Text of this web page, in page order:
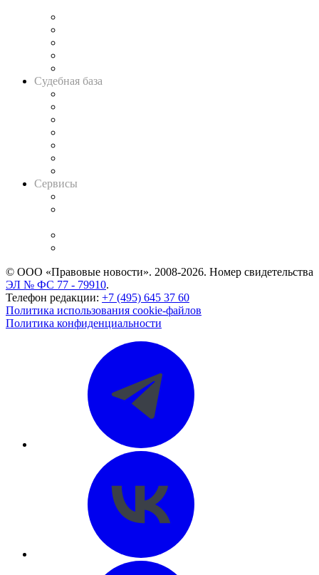
Судебная база
Сервисы
© ООО «Правовые новости». 2008-2026. Номер свидетельства
ЭЛ № ФС 77 - 79910.
Телефон редакции: +7 (495) 645 37 60
Политика использования cookie-файлов
Политика конфиденциальности